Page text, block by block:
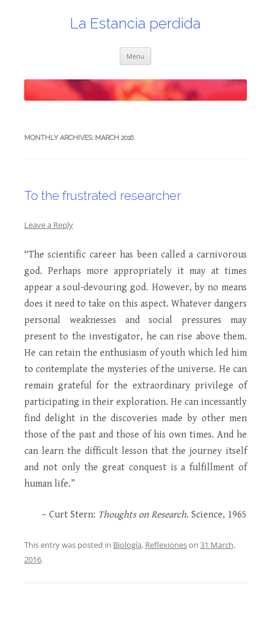
La Estancia perdida
Menu
MONTHLY ARCHIVES: MARCH 2016
To the frustrated researcher
Leave a Reply
“The scientific career has been called a carnivorous
god. Perhaps more appropriately it may at times
appear a soul-devouring god. However, by no means
does it need to take on this aspect. Whatever dangers
personal weaknesses and social pressures may
present to the investigator, he can rise above them.
He can retain the enthusiasm of youth which led him
to contemplate the mysteries of the universe. He can
remain grateful for the extraordinary privilege of
participating in their exploration. He can incessantly
find delight in the discoveries made by other men
those of the past and those of his own times. And he
can learn the difficult lesson that the journey itself
and not only the great conquest is a fulfillment of
human life.”
– Curt Stern: Thoughts on Research. Science, 1965
This entry was posted in Biología, Reflexioneson 31 March,
2016.